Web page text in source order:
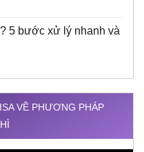
5 bước xử lý nhanh và
VỀ PHƯƠNG PHÁP